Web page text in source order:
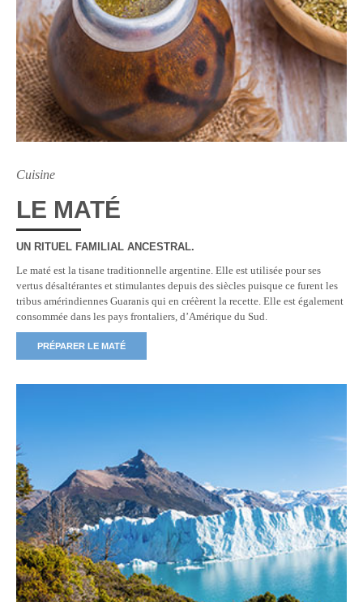
Cuisine
LE MATÉ
UN RITUEL FAMILIAL ANCESTRAL.
Le maté est la tisane traditionnelle argentine. Elle est utilisée pour ses
vertus désaltérantes et stimulantes depuis des siècles puisque ce furent les
tribus amérindiennes Guaranis qui en créèrent la recette. Elle est également
consommée dans les pays frontaliers, d’Amérique du Sud.
PRÉPARER LE MATÉ